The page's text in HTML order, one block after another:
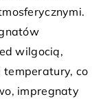
wilgocią,
temperatury, co
impregnaty